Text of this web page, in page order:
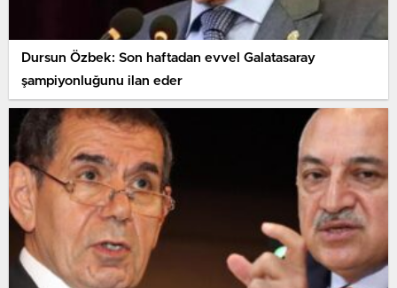
Dursun Özbek: Son haftadan evvel Galatasaray
şampiyonluğunu ilan eder